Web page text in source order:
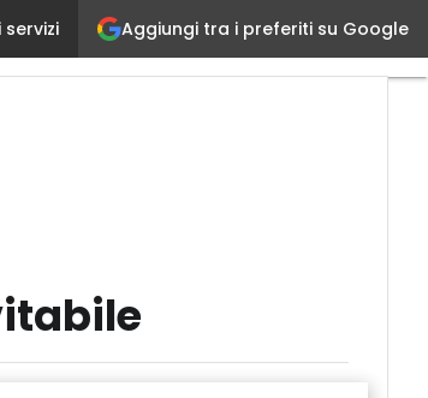
Aggiungi tra i preferiti su Google
solo) in Cloud, le ragioni di una scelta